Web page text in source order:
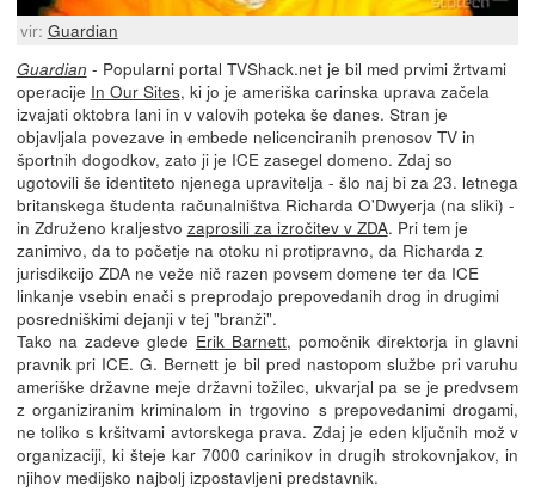
vir: Guardian
Guardian - Popularni portal TVShack.net je bil med prvimi žrtvami
operacije In Our Sites, ki jo je ameriška carinska uprava začela
izvajati oktobra lani in v valovih poteka še danes. Stran je
objavljala povezave in embede nelicenciranih prenosov TV in
športnih dogodkov, zato ji je ICE zasegel domeno. Zdaj so
ugotovili še identiteto njenega upravitelja - šlo naj bi za 23. letnega
britanskega študenta računalništva Richarda O'Dwyerja (na sliki) -
in Združeno kraljestvo zaprosili za izročitev v ZDA. Pri tem je
zanimivo, da to početje na otoku ni protipravno, da Richarda z
jurisdikcijo ZDA ne veže nič razen povsem domene ter da ICE
linkanje vsebin enači s preprodajo prepovedanih drog in drugimi
posredniškimi dejanji v tej "branži".
Tako na zadeve glede Erik Barnett, pomočnik direktorja in glavni
pravnik pri ICE. G. Bernett je bil pred nastopom službe pri varuhu
ameriške državne meje državni tožilec, ukvarjal pa se je predvsem
z organiziranim kriminalom in trgovino s prepovedanimi drogami,
ne toliko s kršitvami avtorskega prava. Zdaj je eden ključnih mož v
organizaciji, ki šteje kar 7000 carinikov in drugih strokovnjakov, in
njihov medijsko najbolj izpostavljeni predstavnik.